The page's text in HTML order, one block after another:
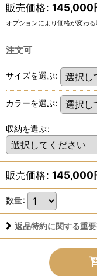
販売価格: 145,000
オプションにより価格が変わる
注文可
サイズを選ぶ:
カラーを選ぶ:
収納を選ぶ:
販売価格: 145,000
数量:
返品特約に関する重